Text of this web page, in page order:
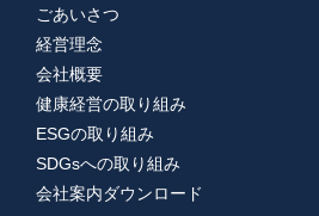
ごあいさつ
経営理念
会社概要
健康経営の取り組み
ESGの取り組み
SDGsへの取り組み
会社案内ダウンロード